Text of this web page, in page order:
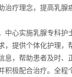
疗理念，提高乳腺
心实施乳腺专科护
提供个体化护理
，帮助患者及时、
极配合治疗。全